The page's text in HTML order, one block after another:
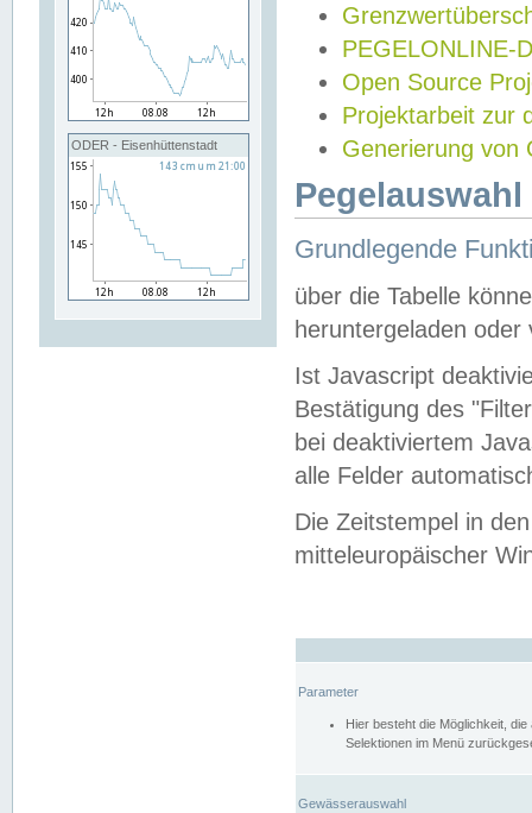
ODER - Eisenhüttenstadt
PEGELONLINE-
Open Source
Projektarbeit zur
Generierung von
Grundlegende
über die Tabelle
heruntergeladen oder
Ist Javascript
Bestätigung des
bei deaktiviertem
alle Felder
Die Zeitstempel in
mitteleuropäischer
Parameter
Hier besteht die Möglichkeit,
Selektionen im Menü
Gewässerauswahl